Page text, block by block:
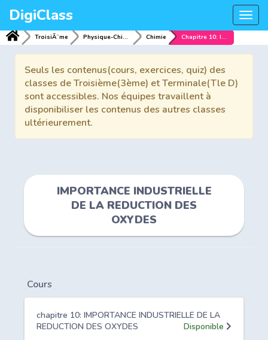
DigiClass
TroisiÃ¨me Physique-Chimie Chimie Chapitre 10: IMPORTANCE INDUSTRIELLE DE LA REDUCTION DES OXYDES
Seuls les contenus(cours, exercices, quiz) des
classes de Troisième(3ème) et Terminale(Tle D)
sont accessibles. Nos équipes travaillent à
disponibiliser les contenus des autres classes
ultérieurement.
IMPORTANCE INDUSTRIELLE
DE LA REDUCTION DES
OXYDES
Cours
chapitre 10: IMPORTANCE INDUSTRIELLE DE LA
REDUCTION DES OXYDES
Disponible